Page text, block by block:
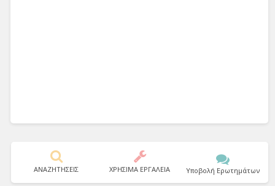
ΑΝΑΖΗΤΗΣΕΙΣ ΧΡΗΣΙΜΑ ΕΡΓΑΛΕΙΑ Υποβολή Ερωτημάτων